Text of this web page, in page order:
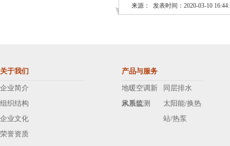
来源： 发表时间：2020-03-10
关于我们
企业简介
组织结构
企业文化
荣誉资质
产品与服务
地暖空调新
风系统
同层排水
水质监测
太阳能/换热
站/热泵